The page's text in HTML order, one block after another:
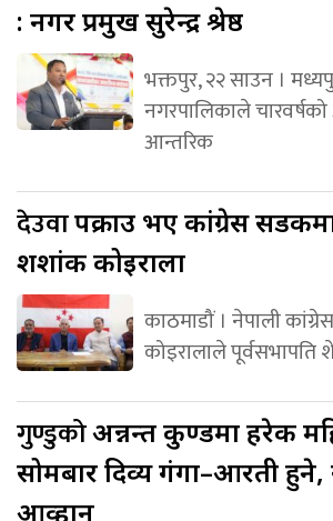
: नगर प्रमुख सुरेन्द्र श्रेष्ठ
भक्तपुर, २२ साउन ।
नगरपालिकाले
आन्तरिक
देउवापक्राउ भए कांग्रेस सडकमा
शशांक कोइराला
काठमाडौं । नेपाली
कोइरालाले पूर्वसभापति
गुण्डुकोअन्नन्त कुण्डमा हरेक
सोमबार दिव्य गंगा–आरती
आव्हान